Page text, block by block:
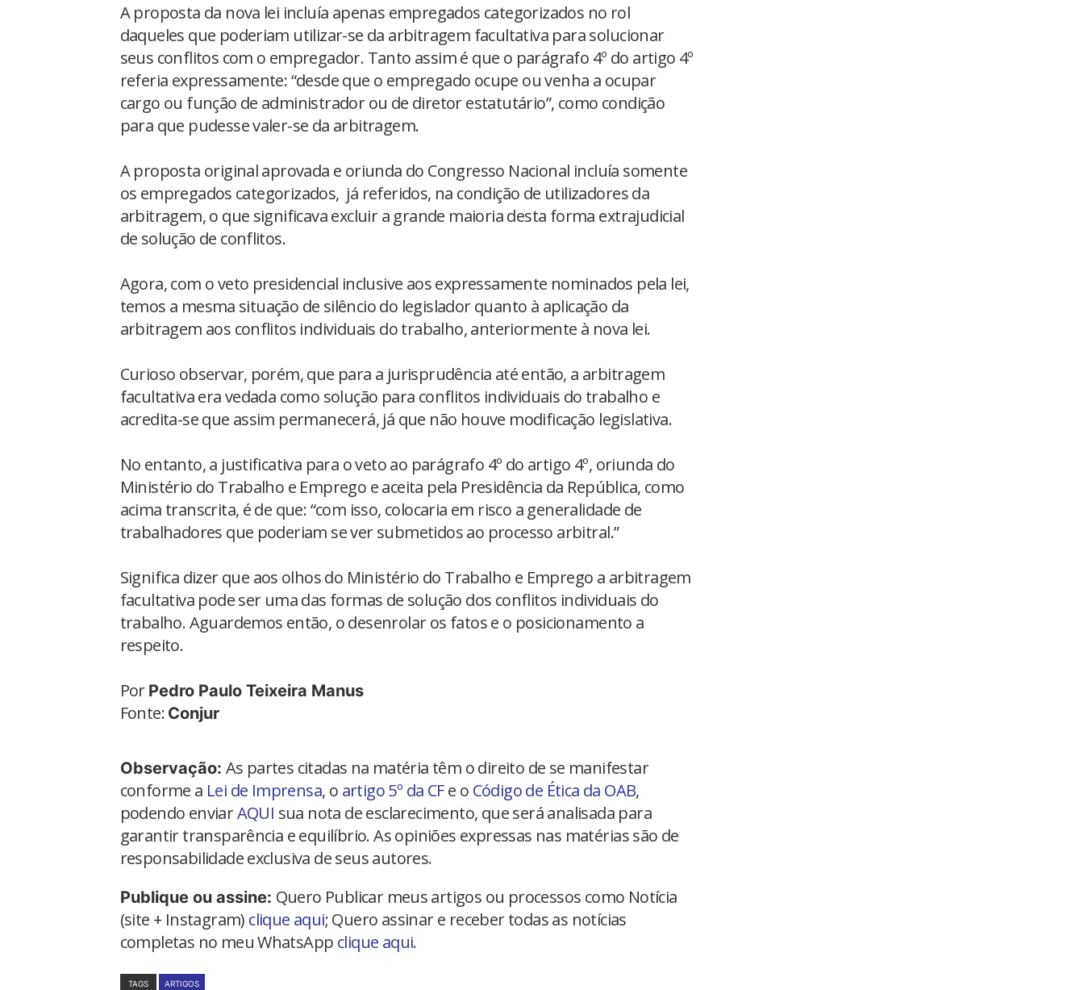
A proposta da nova lei incluía apenas empregados categorizados no rol
daqueles que poderiam utilizar-se da arbitragem facultativa para solucionar
seus conflitos com o empregador. Tanto assim é que o parágrafo 4º do artigo 4º
referia expressamente: “desde que o empregado ocupe ou venha a ocupar
cargo ou função de administrador ou de diretor estatutário”, como condição
para que pudesse valer-se da arbitragem.
A proposta original aprovada e oriunda do Congresso Nacional incluía somente
os empregados categorizados, já referidos, na condição de utilizadores da
arbitragem, o que significava excluir a grande maioria desta forma extrajudicial
de solução de conflitos.
Agora, com o veto presidencial inclusive aos expressamente nominados pela lei,
temos a mesma situação de silêncio do legislador quanto à aplicação da
arbitragem aos conflitos individuais do trabalho, anteriormente à nova lei.
Curioso observar, porém, que para a jurisprudência até então, a arbitragem
facultativa era vedada como solução para conflitos individuais do trabalho e
acredita-se que assim permanecerá, já que não houve modificação legislativa.
No entanto, a justificativa para o veto ao parágrafo 4º do artigo 4º, oriunda do
Ministério do Trabalho e Emprego e aceita pela Presidência da República, como
acima transcrita, é de que: “com isso, colocaria em risco a generalidade de
trabalhadores que poderiam se ver submetidos ao processo arbitral.”
Significa dizer que aos olhos do Ministério do Trabalho e Emprego a arbitragem
facultativa pode ser uma das formas de solução dos conflitos individuais do
trabalho. Aguardemos então, o desenrolar os fatos e o posicionamento a
respeito.
Por Pedro Paulo Teixeira Manus
Fonte: Conjur
Observação: As partes citadas na matéria têm o direito de se manifestar
conforme a Lei de Imprensa, o artigo 5º da CFe o Código de Ética da OAB,
podendo enviarAQUI sua nota de esclarecimento, que será analisada para
garantir transparência e equilíbrio. As opiniões expressas nas matérias são de
responsabilidade exclusiva de seus autores.
Publique ou assine: Quero Publicar meus artigos ou processos como Notícia
(site + Instagram) clique aqui; Quero assinar e receber todas as notícias
completas no meu WhatsApp clique aqui.
TAGS ARTIGOS